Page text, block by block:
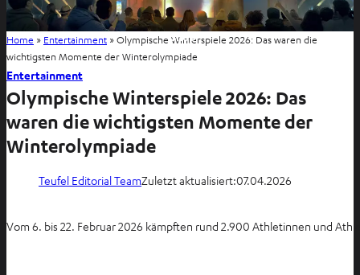
Shop
Home » Entertainment »Olympische Winterspiele 2026: Das waren die
wichtigsten Momente der Winterolympiade
Entertainment
Olympische Winterspiele 2026: Das
waren die wichtigsten Momente der
Winterolympiade
Teufel Editorial TeamZuletzt aktualisiert:07.04.2026
Vom 6. bis 22. Februar 2026 kämpften rund 2.900 Athletinnen und